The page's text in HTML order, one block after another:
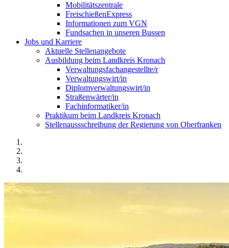
Mobilitätszentrale
FreischießenExpress
Informationen zum VGN
Fundsachen in unseren Bussen
Jobs und Karriere
Aktuelle Stellenangebote
Ausbildung beim Landkreis Kronach
Verwaltungsfachangestellte/r
Verwaltungswirt/in
Diplomverwaltungswirt/in
Straßenwärter/in
Fachinformatiker/in
Praktikum beim Landkreis Kronach
Stellenaussschreibung der Regierung von Oberfranken